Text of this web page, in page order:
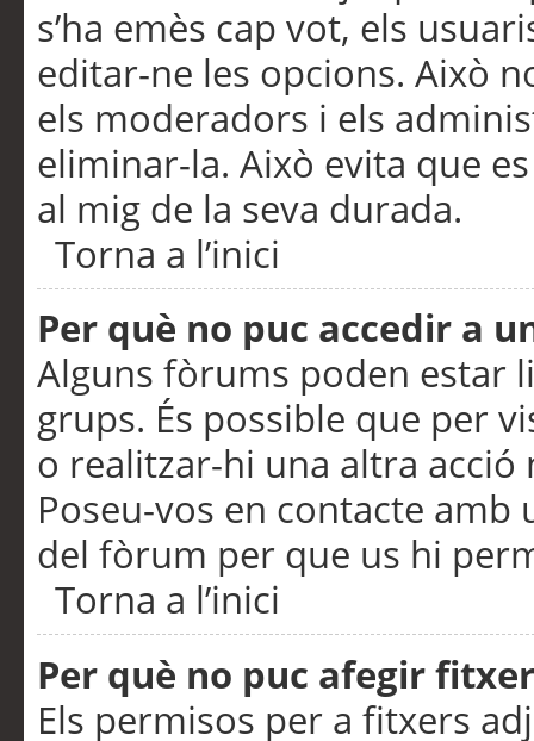
s’ha emès cap vot, els
editar-ne les opcions. Això
els moderadors i els
eliminar-la. Això evita que
al mig de la seva durada.
Torna a l’inici
Per què no puc accedir a
Alguns fòrums poden estar
grups. És possible que per
o realitzar-hi una altra acció
Poseu-vos en contacte
del fòrum per que us hi
Torna a l’inici
Per què no puc afegir
Els permisos per a fitxers